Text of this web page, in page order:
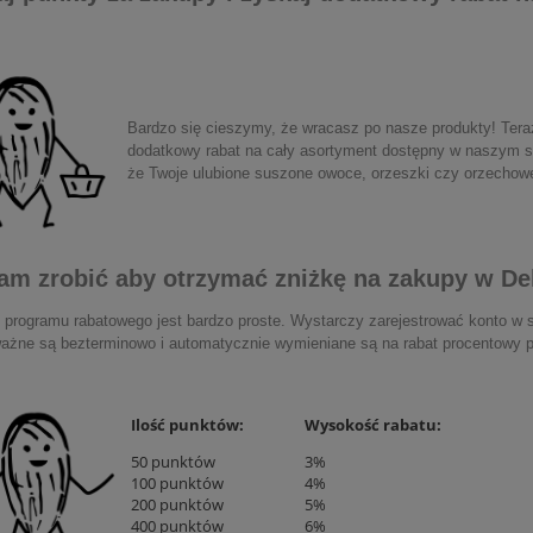
Bardzo się cieszymy, że wracasz po nasze produkty!
dodatkowy rabat na cały asortyment dostępny w naszym
że Twoje ulubione suszone owoce, orzeszki czy
zrobić aby otrzymać zniżkę na zakupy w
programu rabatowego jest bardzo proste. Wystarczy zarejestrować konto
są bezterminowo i automatycznie wymieniane są na rabat procentowy
Ilość punktów:
Wysokość rabatu:
50 punktów
3%
100 punktów
4%
200 punktów
5%
400 punktów
6%